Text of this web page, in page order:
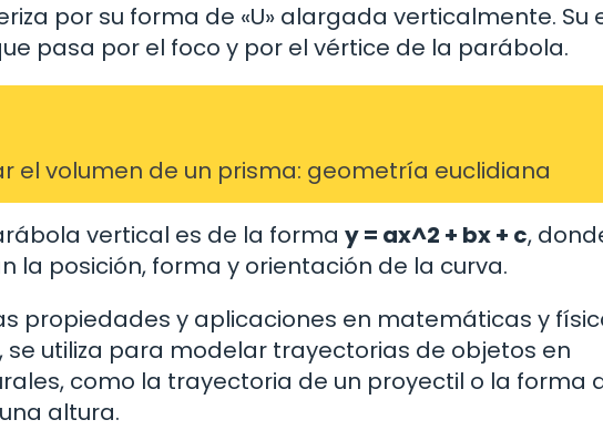
por su forma de «U» alargada verticalmente. Su
pasa por el foco y por el vértice de la parábola.
el volumen de un prisma: geometría euclidiana
vertical es de la forma y = ax^2 + bx + c,
la posición, forma y orientación de la curva.
propiedades y aplicaciones en matemáticas y
utiliza para modelar trayectorias de objetos en
como la trayectoria de un proyectil o la forma
altura.